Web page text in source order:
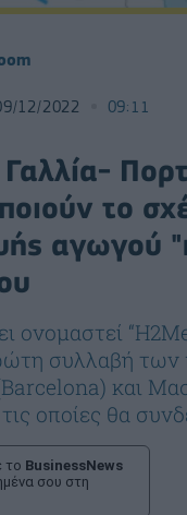
12/2022 09:11
το
αγωγού
ονομαστεί
συλλαβή
και
οποίες θα
το BusinessNews
σου στη